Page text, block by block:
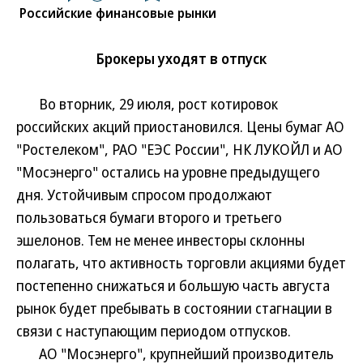
Российские финансовые рынки
Брокеры уходят в отпуск
Во вторник, 29 июля, рост котировок
российских акций приостановился. Цены бумаг АО
"Ростелеком", РАО "ЕЭС России", НК ЛУКОЙЛ и АО
"Мосэнерго" остались на уровне предыдущего
дня. Устойчивым спросом продолжают
пользоваться бумаги второго и третьего
эшелонов. Тем не менее инвесторы склонны
полагать, что активность торговли акциями будет
постепенно снижаться и большую часть августа
рынок будет пребывать в состоянии стагнации в
связи с наступающим периодом отпусков.
АО "Мосэнерго", крупнейший производитель